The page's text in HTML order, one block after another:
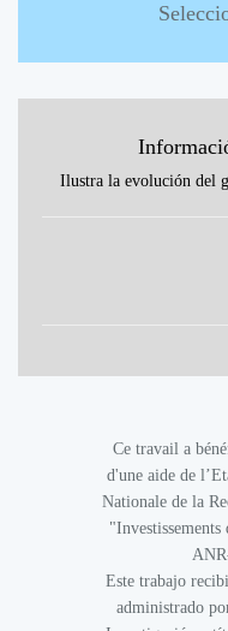
Ilustra la evolución del
Ce travail a
d'une aide de
Nationale de la
Este trabajo
administrado